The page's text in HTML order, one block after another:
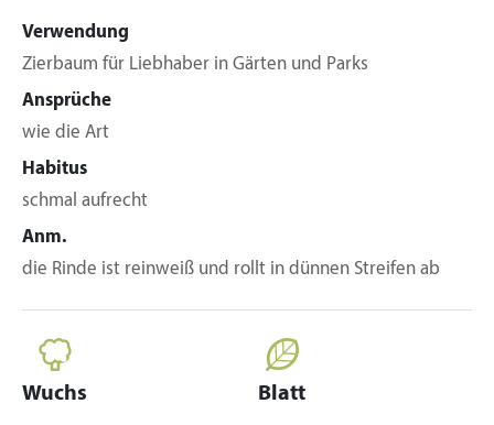
Verwendung
Zierbaum für Liebhaber in Gärten und Parks
Ansprüche
wie die Art
Habitus
schmal aufrecht
Anm.
die Rinde ist reinweiß und rollt in dünnen Streifen ab
Wuchs Blatt